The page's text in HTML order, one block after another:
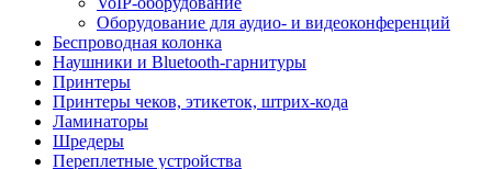
Оборудование для аудио- и видеоконференций
Беспроводная колонка
Наушники и Bluetooth-гарнитуры
Принтеры
Принтеры чеков, этикеток, штрих-кода
Ламинаторы
Шредеры
Переплетные устройства